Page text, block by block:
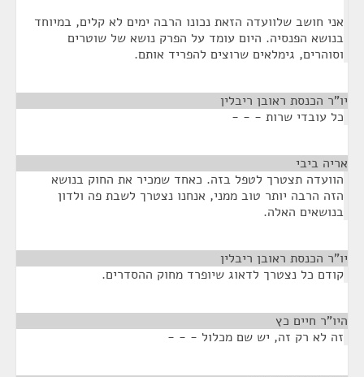
אני חושב שלוועדה הזאת נכונו הרבה ימים לא קלים, במיוחד
בנושא הפנסיה. היום עומד על הפרק נושא של שוטרים
וסוהרים, גימלאים שרוצים להפריד אותם.
יו"ר הכנסת ראובן ריבלין
כל עובדי שרות - - -
אריה ביבי
הוועדה תצטרך לטפל בזה. כאחד שמכיר את החוק בנושא
הזה הרבה יותר טוב ממני, אנחנו נצטרך לשבת פה ולדון
בנושאים האלה.
יו"ר הכנסת ראובן ריבלין
קודם כל נצטרך לדאוג שיופרד מחוק ההסדרים.
היו"ר חיים כץ
זה לא רק זה, יש שם מכלול - - -